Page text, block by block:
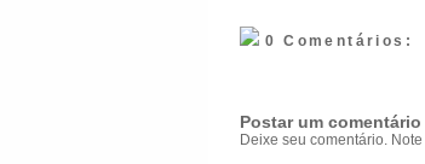
0 Comentários:
Postar um comentário
Deixe seu comentário.